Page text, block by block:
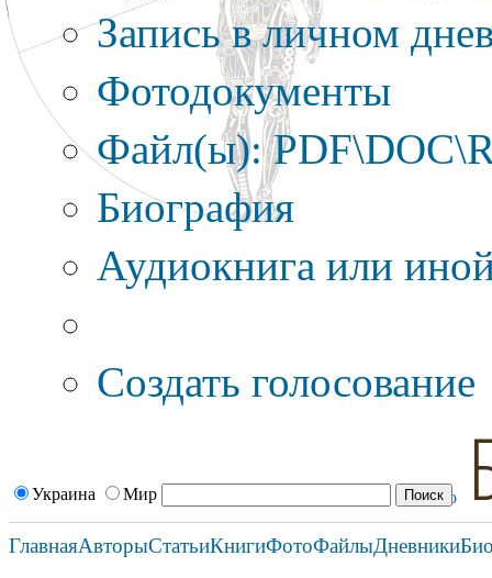
Запись в личном
Фотодокументы
Файл(ы):
Биография
Аудиокнига или
Создать голосование
Украина Мир
ГлавнаяАвторыСтатьиКнигиФотоФайлыДневники